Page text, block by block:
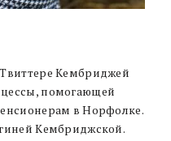
Кембриджей
помогающей
в Норфолке.
Кембриджской.